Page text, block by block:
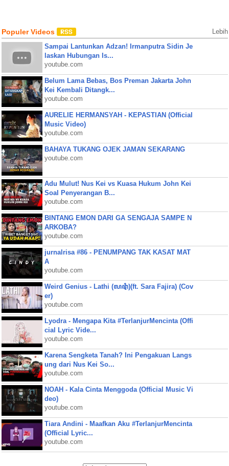
Populer Videos Lebih
Sampai Lantunkan Adzan! Irmanputra Sidin Je
laskan Hubungan Is...
youtube.com
Belum Lama Bebas, Bos Preman Jakarta John
Kei Kembali Ditangk...
youtube.com
AURELIE HERMANSYAH - KEPASTIAN (Official
Music Video)
youtube.com
BAHAYA TUKANG OJEK JAMAN SEKARANG
youtube.com
Adu Mulut! Nus Kei vs Kuasa Hukum John Kei
Soal Penyerangan B...
youtube.com
BINTANG EMON DARI GA SENGAJA SAMPE N
ARKOBA?
youtube.com
jurnalrisa #86 - PENUMPANG TAK KASAT MAT
A
youtube.com
Weird Genius - Lathi (ꦭꦛꦶ)(ft. Sara Fajira) (Cov
er)
youtube.com
Lyodra - Mengapa Kita #TerlanjurMencinta (Offi
cial Lyric Vide...
youtube.com
Karena Sengketa Tanah? Ini Pengakuan Langs
ung dari Nus Kei So...
youtube.com
NOAH - Kala Cinta Menggoda (Official Music Vi
deo)
youtube.com
Tiara Andini - Maafkan Aku #TerlanjurMencinta
(Official Lyric...
youtube.com